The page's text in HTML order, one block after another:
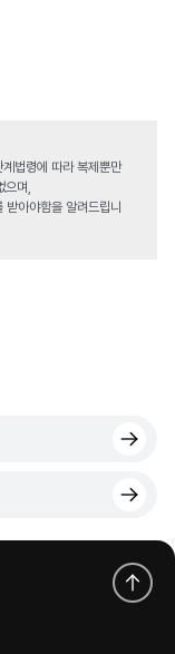
법령에 따라 복제뿐만
며,
받아야함을 알려드립니